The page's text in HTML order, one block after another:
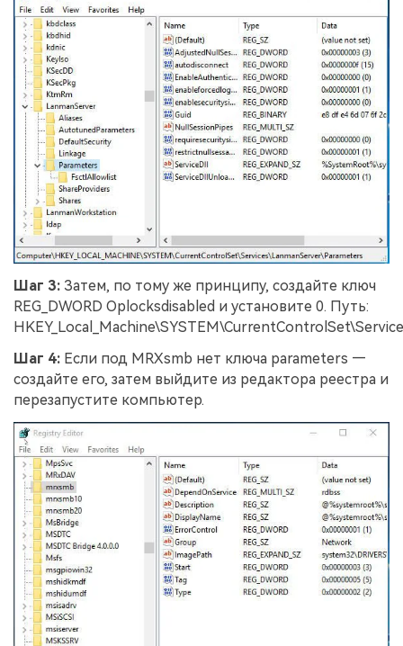
Шаг 3: Затем, по тому же принципу, создайте ключ
REG_DWORD Oplocksdisabled и установите 0. Путь:
Шаг 4: Если под MRXsmb нет ключа parameters —
создайте его, затем выйдите из редактора реестра и
перезапустите компьютер.